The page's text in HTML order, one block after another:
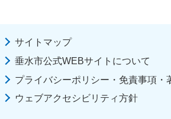
サイトマップ
垂水市公式WEBサイトについて
プライバシーポリシー・免責事項・
ウェブアクセシビリティ方針